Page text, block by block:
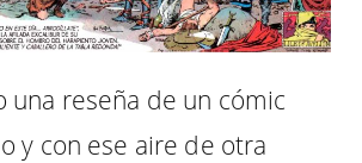
una reseña de un cómic
y con ese aire de otra